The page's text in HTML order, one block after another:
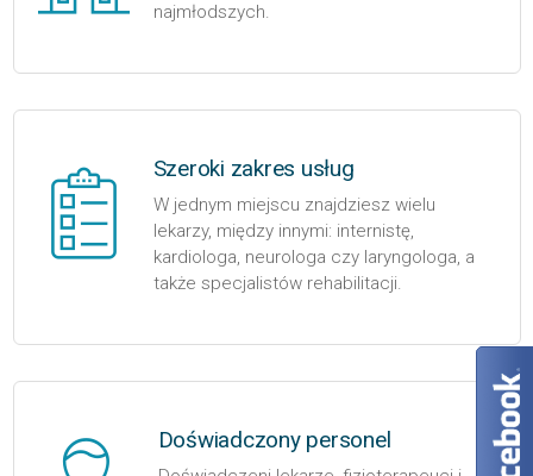
najmłodszych.
Szeroki zakres usług
W jednym miejscu znajdziesz wielu
lekarzy, między innymi: internistę,
kardiologa, neurologa czy laryngologa, a
także specjalistów rehabilitacji.
Doświadczony personel